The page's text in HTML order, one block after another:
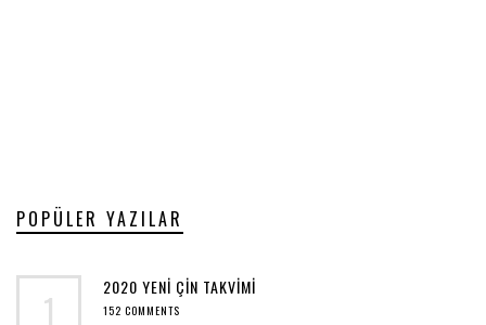
POPÜLER YAZILAR
1 2020 YENI ÇIN TAKVIMI
152 COMMENTS